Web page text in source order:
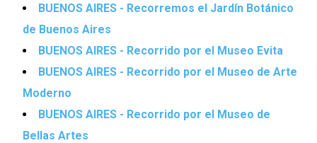
BUENOS AIRES - Recorremos el Jardín Botánico
de Buenos Aires
BUENOS AIRES - Recorrido por el Museo Evita
BUENOS AIRES - Recorrido por el Museo de Arte
Moderno
BUENOS AIRES - Recorrido por el Museo de
Bellas Artes